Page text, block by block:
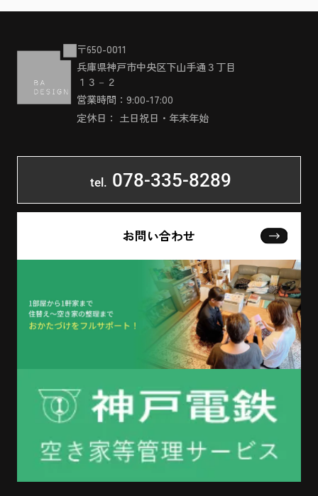
〒650-0011
兵庫県神戸市中央区下山手通３丁目
１３－２
営業時間：9:00-17:00
定休日： 土日祝日・年末年始
tel. 078-335-8289
お問い合わせ